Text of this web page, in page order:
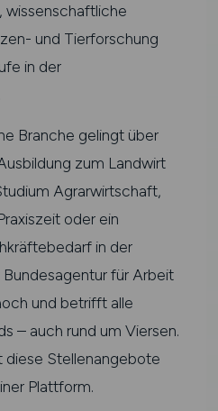
wissenschaftliche
und Tierforschung
in der
Branche gelingt über
zum Landwirt
Agrarwirtschaft,
oder ein
in der
für Arbeit
und betrifft alle
– auch rund um Viersen.
diese Stellenangebote
Plattform.